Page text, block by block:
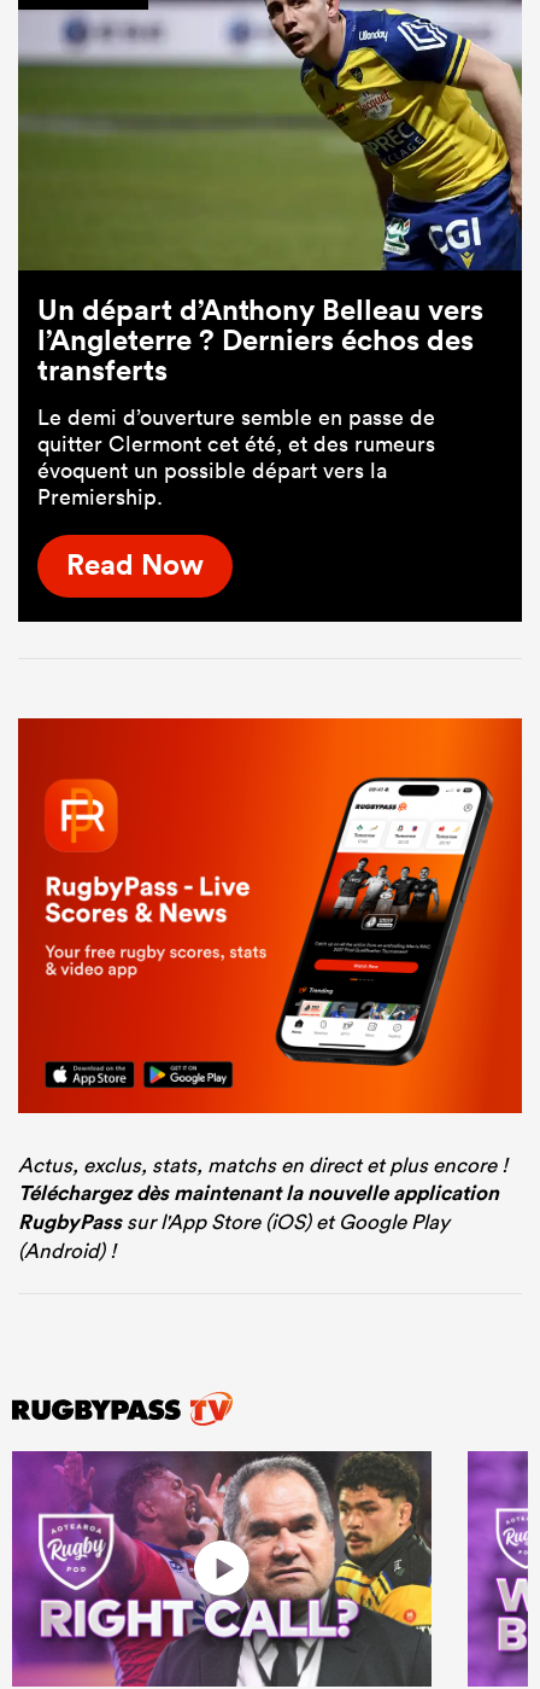
Un départ d’Anthony Belleau vers
l’Angleterre ? Derniers échos des
transferts
Le demi d’ouverture semble en passe de
quitter Clermont cet été, et des rumeurs
évoquent un possible départ vers la
Premiership.
Read Now
Actus, exclus, stats, matchs en direct et plus encore !
Téléchargez dès maintenant la nouvelle application
RugbyPasssur l'App Store (iOS) et Google Play
(Android) !